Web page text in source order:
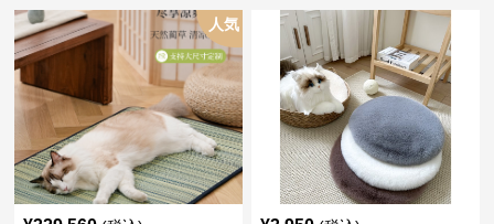
人気